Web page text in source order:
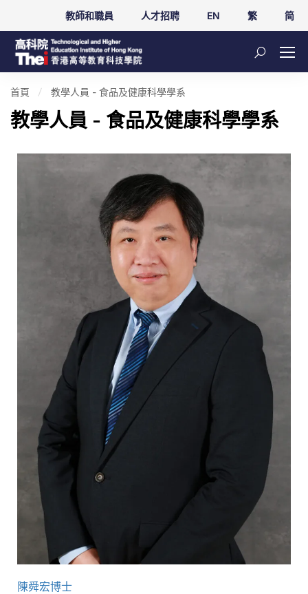
教師和職員 人才招聘 EN 繁 简
首頁 教學人員 - 食品及健康科學學系
教學人員 - 食品及健康科學學系
陳舜宏博士